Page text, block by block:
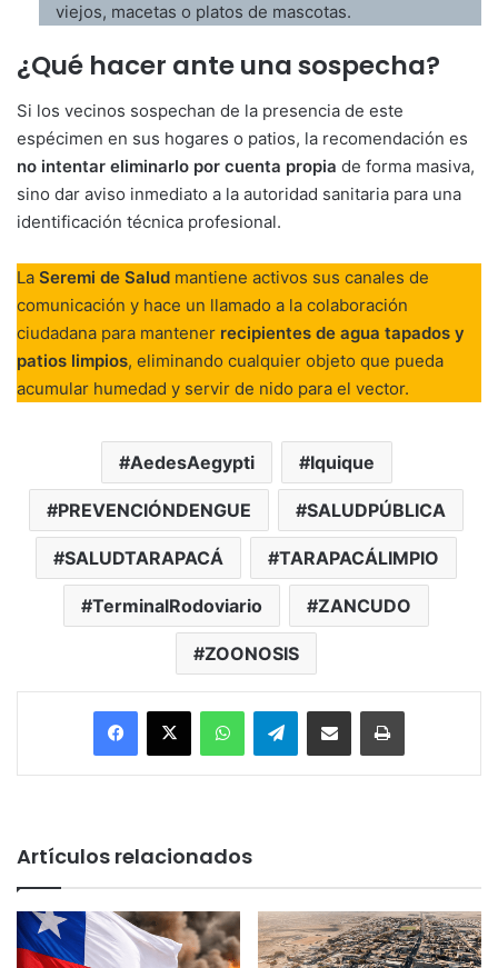
viejos, macetas o platos de mascotas.
¿Qué hacer ante una sospecha?
Si los vecinos sospechan de la presencia de este
espécimen en sus hogares o patios, la recomendación es
no intentar eliminarlo por cuenta propia de forma masiva,
sino dar aviso inmediato a la autoridad sanitaria para una
identificación técnica profesional.
La Seremi de Salud mantiene activos sus canales de
comunicación y hace un llamado a la colaboración
ciudadana para mantener recipientes de agua tapados y
patios limpios, eliminando cualquier objeto que pueda
acumular humedad y servir de nido para el vector.
AedesAegypti Iquique
PREVENCIÓNDENGUE SALUDPÚBLICA
SALUDTARAPACÁ TARAPACÁLIMPIO
TerminalRodoviario ZANCUDO
ZOONOSIS
Facebook
X WhatsAppTelegramEnviar vía email Imprimir
Artículos relacionados